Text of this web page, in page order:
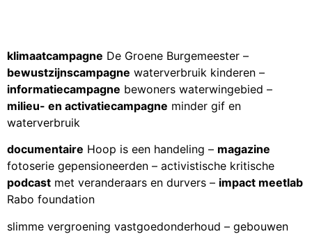
klimaatcampagne De Groene Burgemeester –
bewustzijnscampagne waterverbruik kinderen –
informatiecampagne bewoners waterwingebied –
milieu- en activatiecampagne minder gif en
waterverbruik
documentaire Hoop is een handeling – magazine
fotoserie gepensioneerden – activistische kritische
podcast met veranderaars en durvers – impact meetlab
Rabo foundation
slimme vergroening vastgoedonderhoud – gebouwen